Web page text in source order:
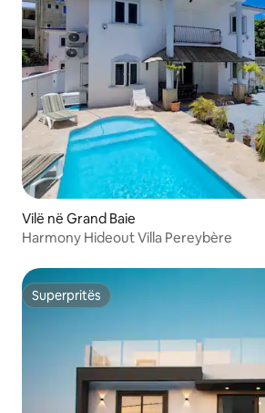
Vilë në Grand Baie
Harmony Hideout Villa Pereybère
Superpritës
Superpritës